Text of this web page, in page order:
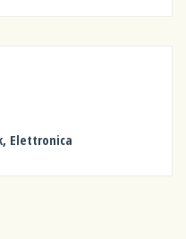
Elettronica